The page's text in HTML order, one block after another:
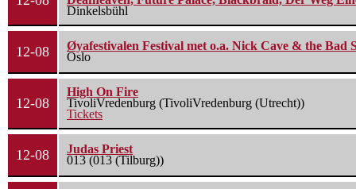
Dinkelsbühl
12-08
Øyafestivalen Festival met o.a. Nick Cave & the Bad
Oslo
12-08
High On Fire
TivoliVredenburg (TivoliVredenburg (Utrecht))
Tickets
12-08
Judas Priest
013 (013 (Tilburg))